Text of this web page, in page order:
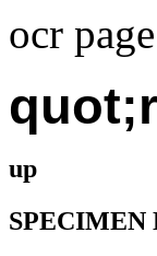
ocr
quot;r
up
SPECIMEN